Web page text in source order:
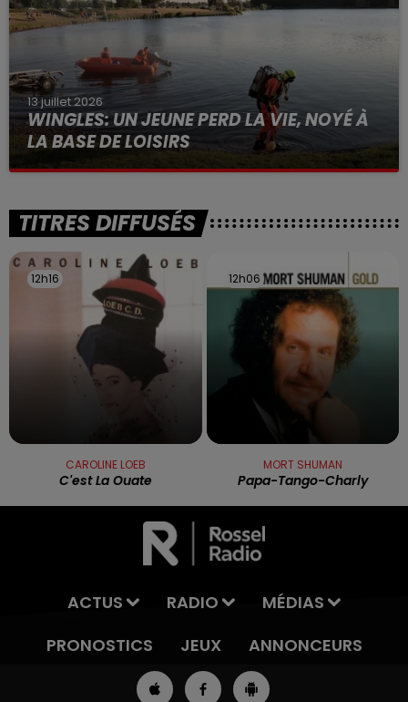
13 juillet 2026
WINGLES: UN JEUNE PERD LA VIE, NOYÉ À
LA BASE DE LOISIRS
La victime a coulé à pic
TITRES DIFFUSÉS
12h16
12h16
CAROLINE LOEB
C'est La Ouate
12h06
12h06
MORT SHUMAN
Papa-Tango-Charly
ACTUS RADIO
MÉDIAS
PRONOSTICS
JEUX ANNONCEURS